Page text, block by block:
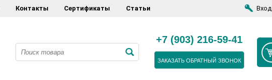
Контакты Сертификаты Статьи Вход
+7 (903) 216-59-41
ЗАКАЗАТЬ ОБРАТНЫЙ ЗВОНОК